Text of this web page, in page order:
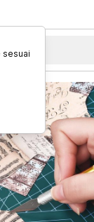
sesuai